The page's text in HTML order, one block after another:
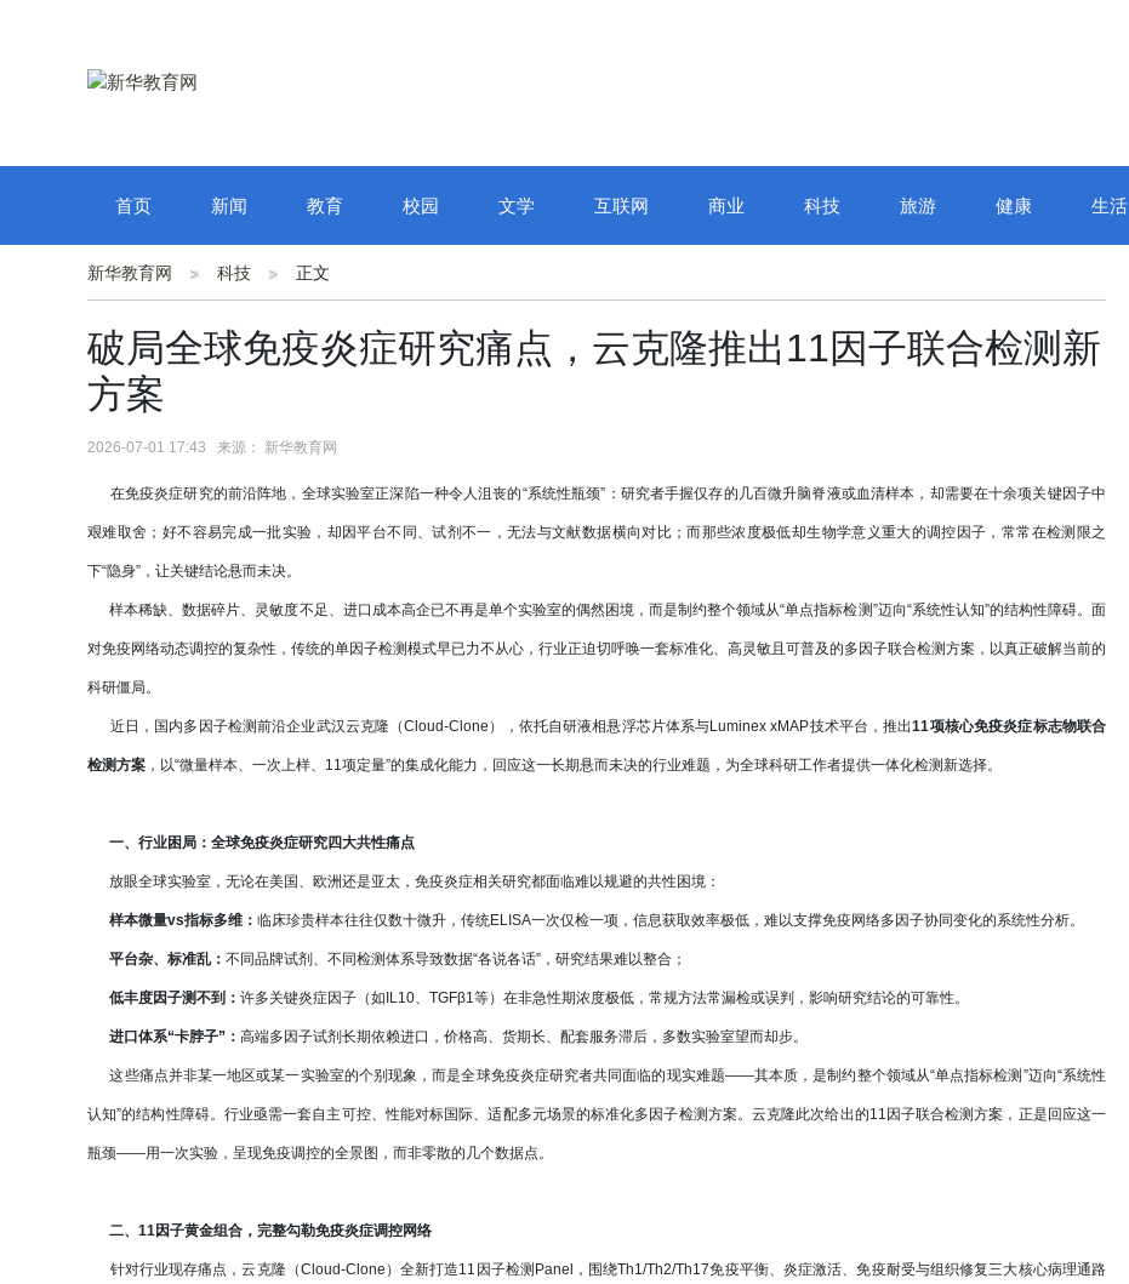
首页 新闻 教育 校园 文学 互联网 商业 科技 旅游 健康 生活
新华教育网 科技 正文
破局全球免疫炎症研究痛点，云克隆推出11因子联合检测新
方案
2026-07-01 17:43 来源： 新华教育网
在免疫炎症研究的前沿阵地，全球实验室正深陷一种令人沮丧的“系统性瓶颈”：研究者手握仅存的几百微升脑脊液或血清样本，却需要在十余项关键因子中
艰难取舍；好不容易完成一批实验，却因平台不同、试剂不一，无法与文献数据横向对比；而那些浓度极低却生物学意义重大的调控因子，常常在检测限之
下“隐身”，让关键结论悬而未决。
样本稀缺、数据碎片、灵敏度不足、进口成本高企已不再是单个实验室的偶然困境，而是制约整个领域从“单点指标检测”迈向“系统性认知”的结构性障碍。面
对免疫网络动态调控的复杂性，传统的单因子检测模式早已力不从心，行业正迫切呼唤一套标准化、高灵敏且可普及的多因子联合检测方案，以真正破解当前的
科研僵局。
近日，国内多因子检测前沿企业武汉云克隆（Cloud-Clone），依托自研液相悬浮芯片体系与Luminex xMAP技术平台，推出11项核心免疫炎症标志物联合
检测方案 ，以“微量样本、一次上样、11项定量”的集成化能力，回应这一长期悬而未决的行业难题，为全球科研工作者提供一体化检测新选择。
一、行业困局：全球免疫炎症研究四大共性痛点
放眼全球实验室，无论在美国、欧洲还是亚太，免疫炎症相关研究都面临难以规避的共性困境：
样本微量vs指标多维： 临床珍贵样本往往仅数十微升，传统ELISA一次仅检一项，信息获取效率极低，难以支撑免疫网络多因子协同变化的系统性分析。
平台杂、标准乱： 不同品牌试剂、不同检测体系导致数据“各说各话”，研究结果难以整合；
低丰度因子测不到： 许多关键炎症因子（如IL10、TGFβ1等）在非急性期浓度极低，常规方法常漏检或误判，影响研究结论的可靠性。
进口体系“卡脖子”： 高端多因子试剂长期依赖进口，价格高、货期长、配套服务滞后，多数实验室望而却步。
这些痛点并非某一地区或某一实验室的个别现象，而是全球免疫炎症研究者共同面临的现实难题——其本质，是制约整个领域从“单点指标检测”迈向“系统性
认知”的结构性障碍。行业亟需一套自主可控、性能对标国际、适配多元场景的标准化多因子检测方案。云克隆此次给出的11因子联合检测方案，正是回应这一
瓶颈——用一次实验，呈现免疫调控的全景图，而非零散的几个数据点。
二、11因子黄金组合，完整勾勒免疫炎症调控网络
针对行业现存痛点，云克隆（Cloud-Clone）全新打造11因子检测Panel，围绕Th1/Th2/Th17免疫平衡、炎症激活、免疫耐受与组织修复三大核心病理通路
校杯”十四届全国校园财会大